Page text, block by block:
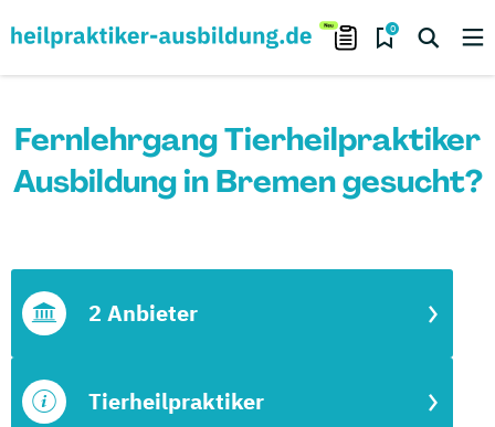
0
Fernlehrgang Tierheilpraktiker
Ausbildung in Bremen gesucht?
Tierheilpraktiker
2 Anbieter